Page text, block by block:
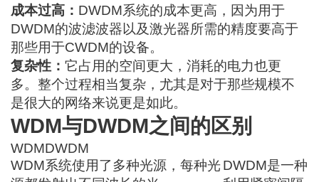
成本过高： DWDM系统的成本更高，因为用于
DWDM的波滤波器以及激光器所需的精度要高于
那些用于CWDM的设备。
复杂性：它占用的空间更大，消耗的电力也更
多。整个过程相当复杂，尤其是对于那些规模不
是很大的网络来说更是如此。
WDM与DWDM之间的区别
WDMDWDM
WDM系统使用了多种光源，每种光DWDM是一种